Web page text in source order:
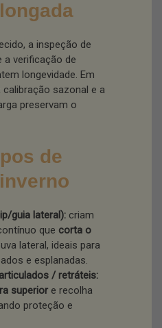
a inspeção de
a verificação de
longevidade. Em
sazonal e a
preservam o
de
guia lateral): criam
que corta o
lateral, ideais para
e esplanadas.
/ retráteis:
superior e recolha
proteção e